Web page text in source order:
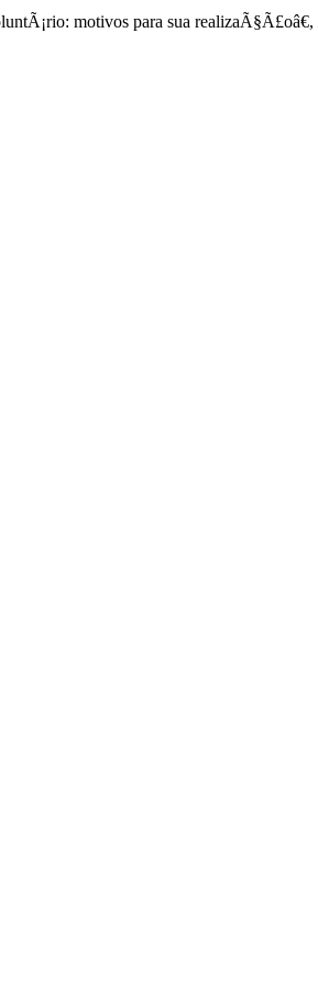
motivos para sua realizaÃ§Ã£oâ€,